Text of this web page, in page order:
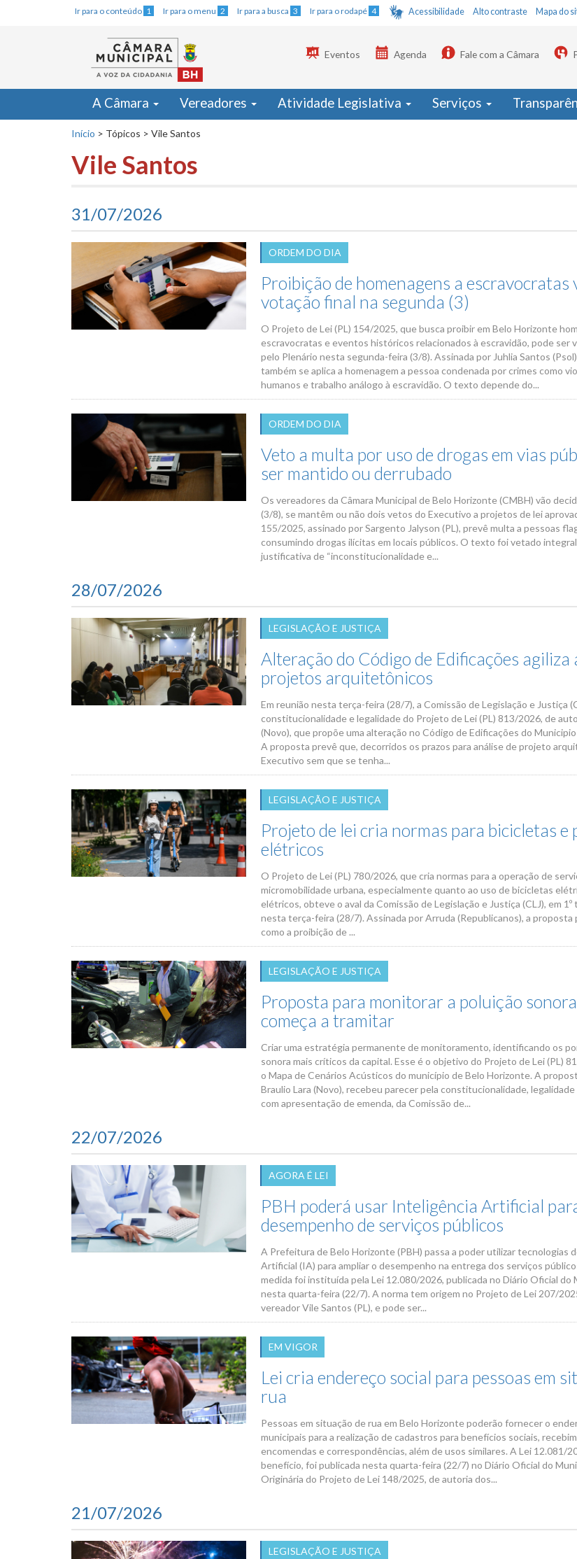
Ir para o conteúdo 1 Ir para o menu 2 Ir para a busca 3 Ir para o rodapé 4 Acessibilidade Alto contraste Mapa do
Eventos Agenda Fale com a Câmara
A Câmara Vereadores Atividade Legislativa Serviços
Início > Tópicos > Vile Santos
Vile Santos
31/07/2026
ORDEM DO DIA
Proibição de homenagens a escravocratas
votação final na segunda (3)
O Projeto de Lei (PL) 154/2025, que busca proibir em Belo Horizonte
escravocratas e eventos históricos relacionados à escravidão, pode ser
pelo Plenário nesta segunda-feira (3/8). Assinada por Juhlia Santos
também se aplica a homenagem a pessoa condenada por crimes como
humanos e trabalho análogo à escravidão. O texto depende do...
ORDEM DO DIA
Veto a multa por uso de drogas em vias
ser mantido ou derrubado
Os vereadores da Câmara Municipal de Belo Horizonte (CMBH) vão
(3/8), se mantêm ou não dois vetos do Executivo a projetos de lei
155/2025, assinado por Sargento Jalyson (PL), prevê multa a pessoas
consumindo drogas ilícitas em locais públicos. O texto foi vetado
justificativa de “inconstitucionalidade e...
28/07/2026
LEGISLAÇÃO E JUSTIÇA
Alteração do Código de Edificações agiliza
projetos arquitetônicos
Em reunião nesta terça-feira (28/7), a Comissão de Legislação e Justiça
constitucionalidade e legalidade do Projeto de Lei (PL) 813/2026, de
(Novo), que propõe uma alteração no Código de Edificações do
A proposta prevê que, decorridos os prazos para análise de projeto
Executivo sem que se tenha...
LEGISLAÇÃO E JUSTIÇA
Projeto de lei cria normas para bicicletas e
elétricos
O Projeto de Lei (PL) 780/2026, que cria normas para a operação de
micromobilidade urbana, especialmente quanto ao uso de bicicletas
elétricos, obteve o aval da Comissão de Legislação e Justiça (CLJ), em
nesta terça-feira (28/7). Assinada por Arruda (Republicanos), a proposta
como a proibição de ...
LEGISLAÇÃO E JUSTIÇA
Proposta para monitorar a poluição
começa a tramitar
Criar uma estratégia permanente de monitoramento, identificando os
sonora mais críticos da capital. Esse é o objetivo do Projeto de Lei (PL)
o Mapa de Cenários Acústicos do município de Belo Horizonte. A
Braulio Lara (Novo), recebeu parecer pela constitucionalidade,
com apresentação de emenda, da Comissão de...
22/07/2026
AGORA É LEI
PBH poderá usar Inteligência Artificial
desempenho de serviços públicos
A Prefeitura de Belo Horizonte (PBH) passa a poder utilizar tecnologias
Artificial (IA) para ampliar o desempenho na entrega dos serviços
medida foi instituída pela Lei 12.080/2026, publicada no Diário Oficial do
nesta quarta-feira (22/7). A norma tem origem no Projeto de Lei 207/
vereador Vile Santos (PL), e pode ser...
EM VIGOR
Lei cria endereço social para pessoas em
rua
Pessoas em situação de rua em Belo Horizonte poderão fornecer o
municipais para a realização de cadastros para benefícios sociais,
encomendas e correspondências, além de usos similares. A Lei 12.081/
benefício, foi publicada nesta quarta-feira (22/7) no Diário Oficial do
Originária do Projeto de Lei 148/2025, de autoria dos...
21/07/2026
LEGISLAÇÃO E JUSTIÇA